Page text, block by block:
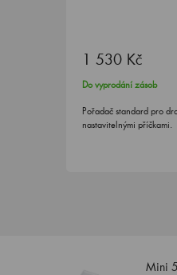
1 530 Kč
Do vyprodání zásob
Pořadač standard pro
nastavitelnými příčkami.
Mini